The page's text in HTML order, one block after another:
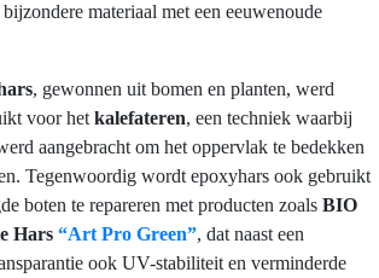
materiaal met een eeuwenoude
, gewonnen uit bomen en planten, werd
voor het kalefateren, een techniek waarbij
aangebracht om het oppervlak te bedekken
Tegenwoordig wordt epoxyhars ook gebruikt
boten te repareren met producten zoals BIO
Hars “Art Pro Green”, dat naast een
ook UV-stabiliteit en verminderde